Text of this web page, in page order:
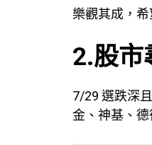
樂觀其成，
2.股市
7/29 選跌深
金、神基、